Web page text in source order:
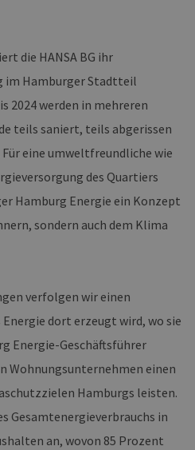
die HANSA BG ihr
im Hamburger Stadtteil
2024 werden in mehreren
teils saniert, teils abgerissen
eine umweltfreundliche wie
des Quartiers
Hamburg Energie ein Konzept
sondern auch dem Klima
verfolgen wir einen
dort erzeugt wird, wo sie
Energie-Geschäftsführer
Wohnungsunternehmen einen
Hamburgs leisten.
Gesamtenergieverbrauchs in
an, wovon 85 Prozent